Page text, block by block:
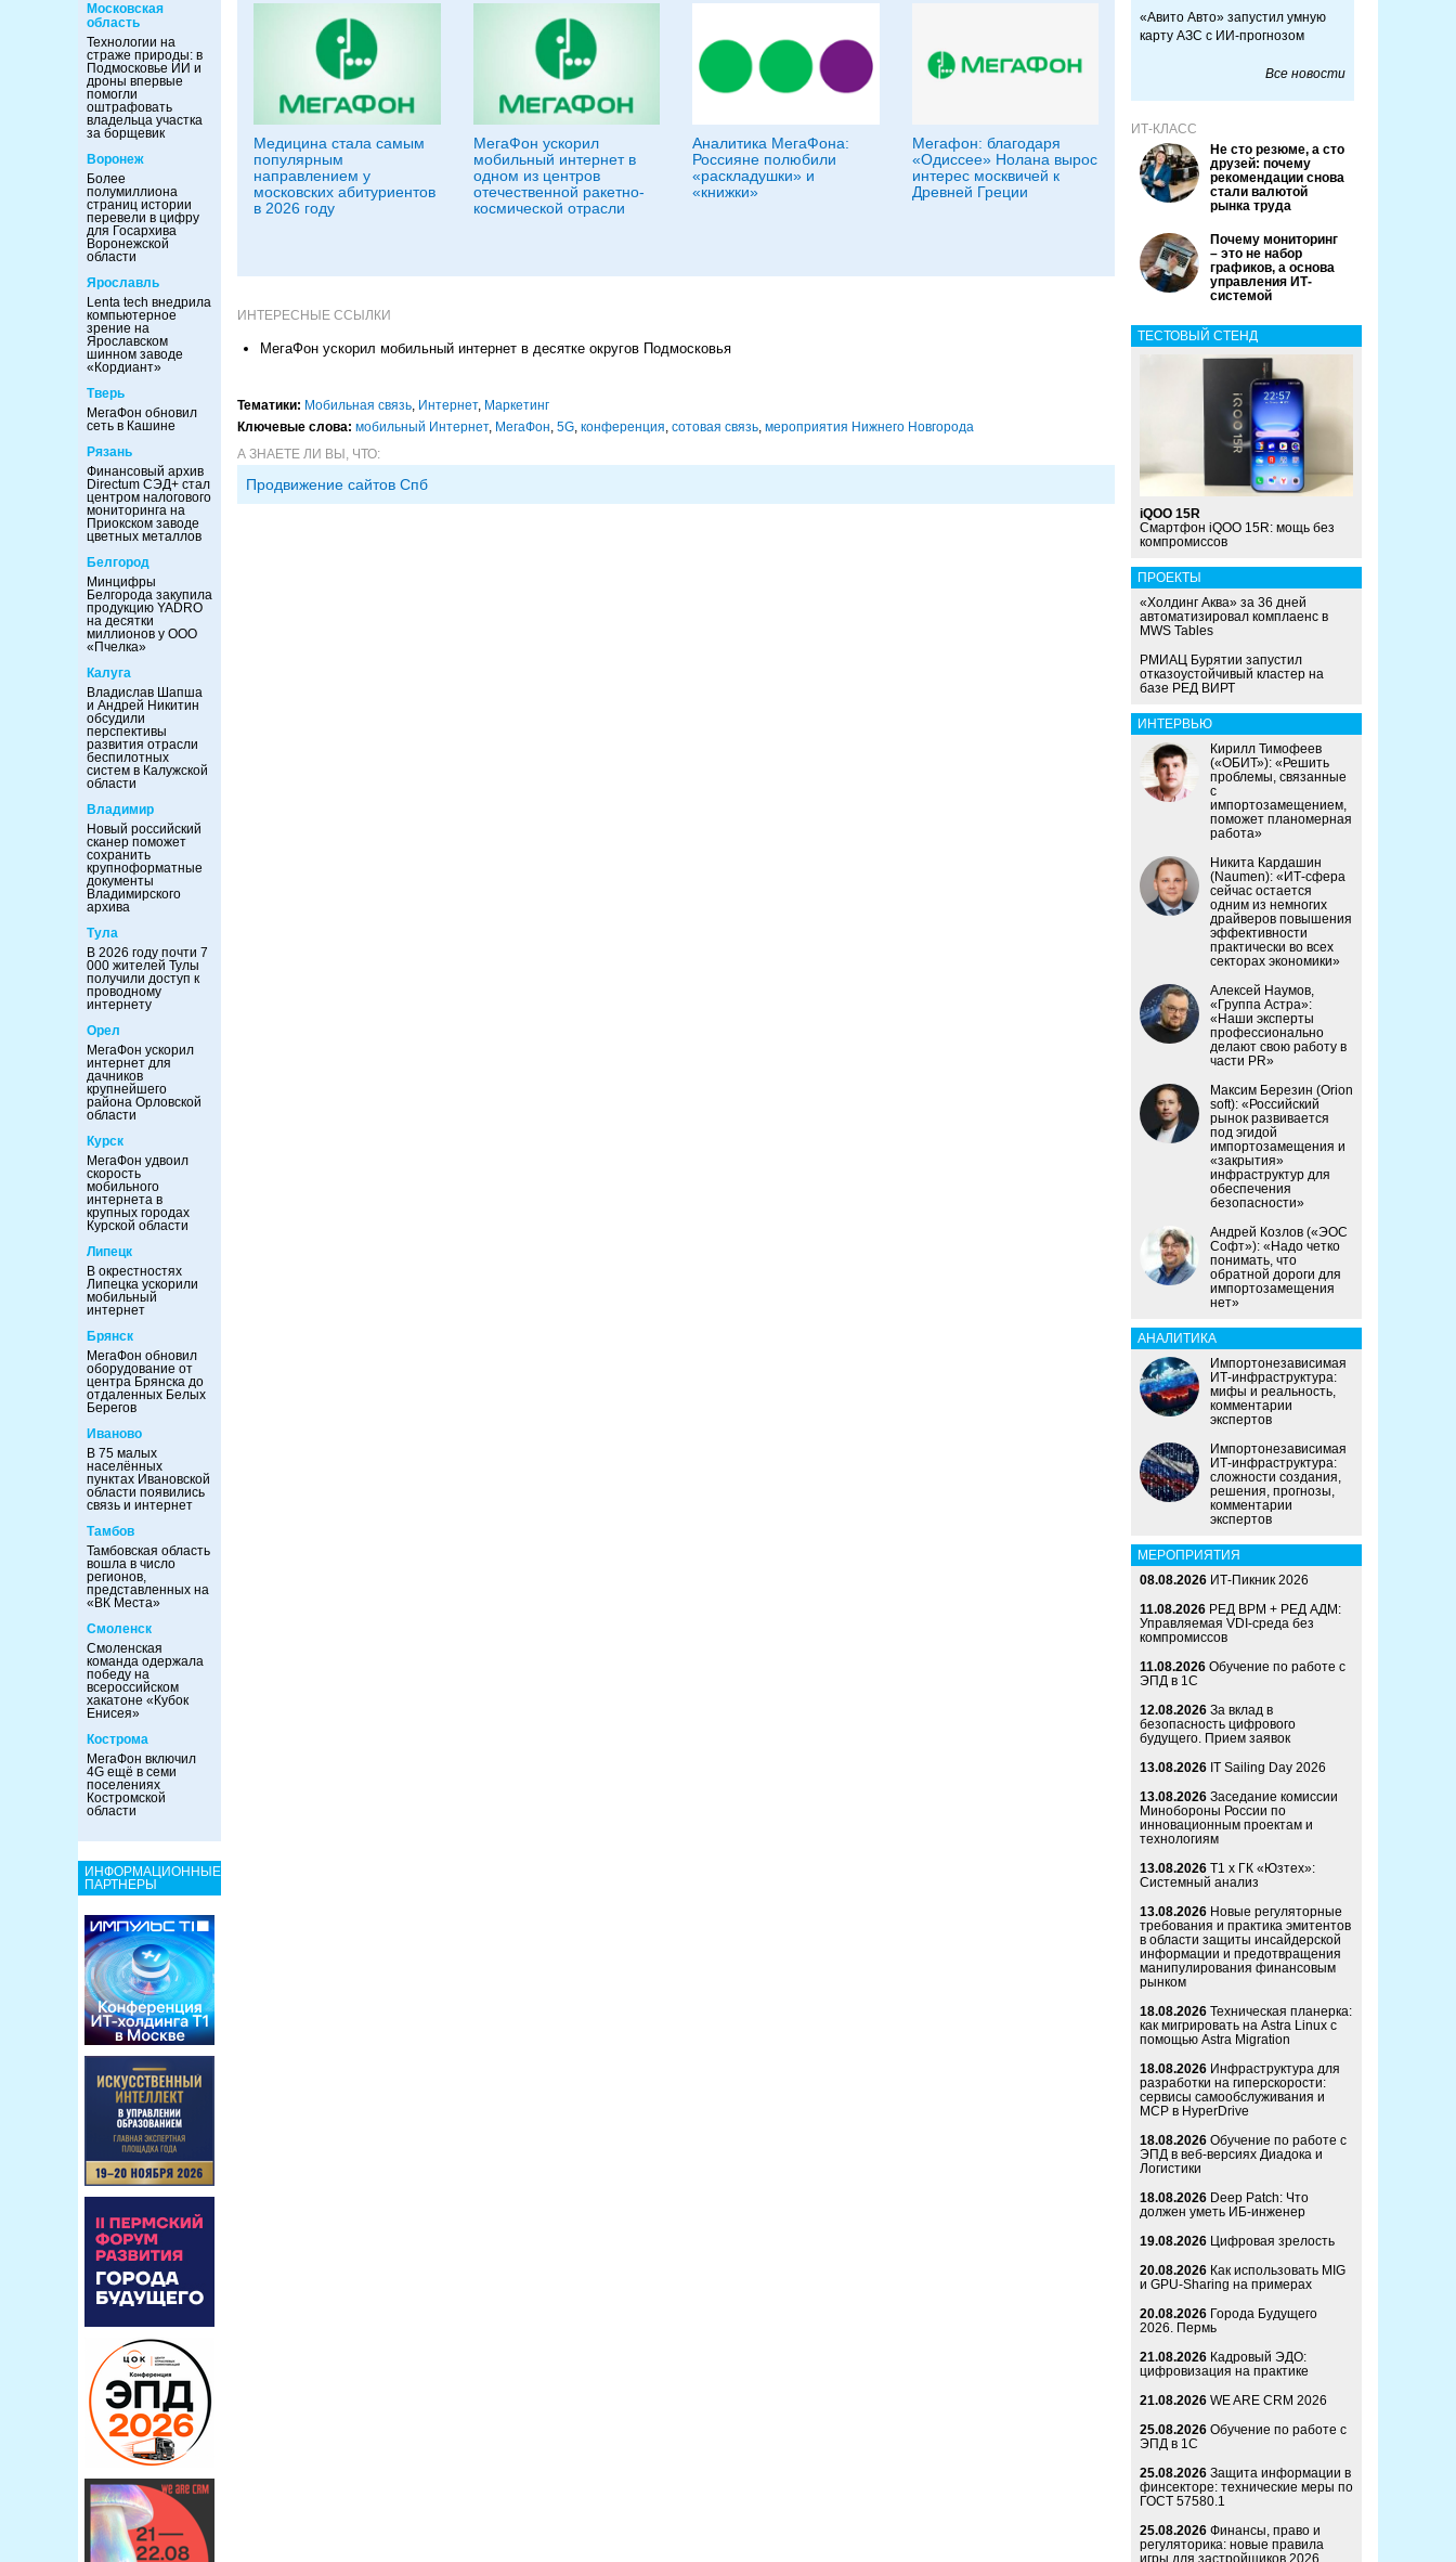
Московская
область
Технологии на
страже природы: в
Подмосковье ИИ и
дроны впервые
помогли
оштрафовать
владельца участка
за борщевик
Воронеж
Более
полумиллиона
страниц истории
перевели в цифру
для Госархива
Воронежской
области
Ярославль
Lenta tech внедрила
компьютерное
зрение на
Ярославском
шинном заводе
«Кордиант»
Тверь
МегаФон обновил
сеть в Кашине
Рязань
Финансовый архив
Directum СЭД+ стал
центром налогового
мониторинга на
Приокском заводе
цветных металлов
Белгород
Минцифры
Белгорода закупила
продукцию YADRO
на десятки
миллионов у ООО
«Пчелка»
Калуга
Владислав Шапша
и Андрей Никитин
обсудили
перспективы
развития отрасли
беспилотных
систем в Калужской
области
Владимир
Новый российский
сканер поможет
сохранить
крупноформатные
документы
Владимирского
архива
Тула
В 2026 году почти 7
000 жителей Тулы
получили доступ к
проводному
интернету
Орел
МегаФон ускорил
интернет для
дачников
крупнейшего
района Орловской
области
Курск
МегаФон удвоил
скорость
мобильного
интернета в
крупных городах
Курской области
Липецк
В окрестностях
Липецка ускорили
мобильный
интернет
Брянск
МегаФон обновил
оборудование от
центра Брянска до
отдаленных Белых
Берегов
Иваново
В 75 малых
населённых
пунктах Ивановской
области появились
связь и интернет
Тамбов
Тамбовская область
вошла в число
регионов,
представленных на
«ВК Места»
Смоленск
Смоленская
команда одержала
победу на
всероссийском
хакатоне «Кубок
Енисея»
Кострома
МегаФон включил
4G ещё в семи
поселениях
Костромской
области
ИНФОРМАЦИОННЫЕ
ПАРТНЕРЫ
Медицина стала самым
популярным
направлением у
московских абитуриентов
в 2026 году
МегаФон ускорил
мобильный интернет в
одном из центров
отечественной ракетно-
космической отрасли
Аналитика МегаФона:
Россияне полюбили
«раскладушки» и
«книжки»
Мегафон: благодаря
«Одиссее» Нолана вырос
интерес москвичей к
Древней Греции
ИНТЕРЕСНЫЕ ССЫЛКИ
МегаФон ускорил мобильный интернет в десятке округов Подмосковья
Тематики: Мобильная связь, Интернет, Маркетинг
Ключевые слова: мобильный Интернет, МегаФон, 5G, конференция, сотовая связь, мероприятия Нижнего Новгорода
А ЗНАЕТЕ ЛИ ВЫ, ЧТО:
Продвижение сайтов Спб
«Авито Авто» запустил умную
карту АЗС с ИИ-прогнозом
Все новости
ИТ-КЛАСС
Не сто резюме, а сто
друзей: почему
рекомендации снова
стали валютой
рынка труда
Почему мониторинг
– это не набор
графиков, а основа
управления ИТ-
системой
ТЕСТОВЫЙ СТЕНД
iQOO 15R
Смартфон iQOO 15R: мощь без
компромиссов
ПРОЕКТЫ
«Холдинг Аква» за 36 дней
автоматизировал комплаенс в
MWS Tables
РМИАЦ Бурятии запустил
отказоустойчивый кластер на
базе РЕД ВИРТ
ИНТЕРВЬЮ
Кирилл Тимофеев
(«ОБИТ»): «Решить
проблемы, связанные
с
импортозамещением,
поможет планомерная
работа»
Никита Кардашин
(Naumen): «ИТ-сфера
сейчас остается
одним из немногих
драйверов повышения
эффективности
практически во всех
секторах экономики»
Алексей Наумов,
«Группа Астра»:
«Наши эксперты
профессионально
делают свою работу в
части PR»
Максим Березин (Orion
soft): «Российский
рынок развивается
под эгидой
импортозамещения и
«закрытия»
инфраструктур для
обеспечения
безопасности»
Андрей Козлов («ЭОС
Софт»): «Надо четко
понимать, что
обратной дороги для
импортозамещения
нет»
АНАЛИТИКА
Импортонезависимая
ИТ-инфраструктура:
мифы и реальность,
комментарии
экспертов
Импортонезависимая
ИТ-инфраструктура:
сложности создания,
решения, прогнозы,
комментарии
экспертов
МЕРОПРИЯТИЯ
08.08.2026 ИТ-Пикник 2026
11.08.2026 РЕД ВРМ + РЕД АДМ:
Управляемая VDI-среда без
компромиссов
11.08.2026 Обучение по работе с
ЭПД в 1С
12.08.2026 За вклад в
безопасность цифрового
будущего. Прием заявок
13.08.2026 IT Sailing Day 2026
13.08.2026 Заседание комиссии
Минобороны России по
инновационным проектам и
технологиям
13.08.2026 Т1 x ГК «Юзтех»:
Системный анализ
13.08.2026 Новые регуляторные
требования и практика эмитентов
в области защиты инсайдерской
информации и предотвращения
манипулирования финансовым
рынком
18.08.2026 Техническая планерка:
как мигрировать на Astra Linux с
помощью Astra Migration
18.08.2026 Инфраструктура для
разработки на гиперскорости:
сервисы самообслуживания и
MCP в HyperDrive
18.08.2026 Обучение по работе с
ЭПД в веб-версиях Диадока и
Логистики
18.08.2026 Deep Patch: Что
должен уметь ИБ-инженер
19.08.2026 Цифровая зрелость
20.08.2026 Как использовать MIG
и GPU-Sharing на примерах
20.08.2026 Города Будущего
2026. Пермь
21.08.2026 Кадровый ЭДО:
цифровизация на практике
21.08.2026 WE ARE CRM 2026
25.08.2026 Обучение по работе с
ЭПД в 1С
25.08.2026 Защита информации в
финсекторе: технические меры по
ГОСТ 57580.1
25.08.2026 Финансы, право и
регуляторика: новые правила